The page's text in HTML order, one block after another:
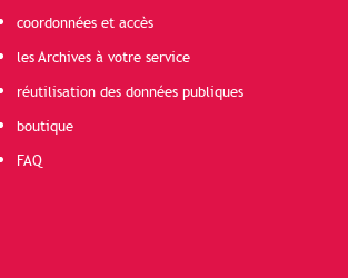
coordonnées et accès
les Archives à votre service
réutilisation des données publiques
boutique
FAQ